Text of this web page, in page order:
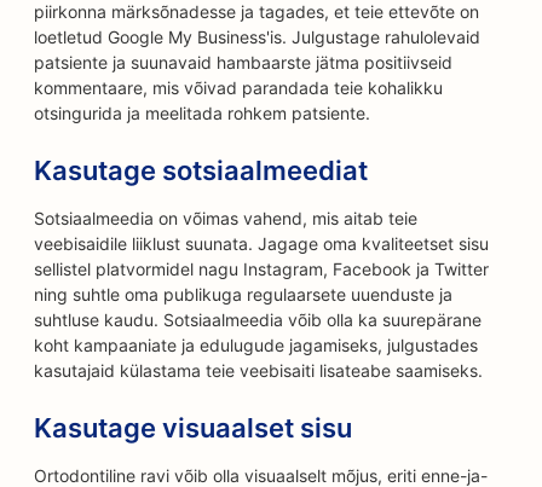
piirkonna märksõnadesse ja tagades, et teie ettevõte on
loetletud Google My Business'is. Julgustage rahulolevaid
patsiente ja suunavaid hambaarste jätma positiivseid
kommentaare, mis võivad parandada teie kohalikku
otsingurida ja meelitada rohkem patsiente.
Kasutage sotsiaalmeediat
Sotsiaalmeedia on võimas vahend, mis aitab teie
veebisaidile liiklust suunata. Jagage oma kvaliteetset sisu
sellistel platvormidel nagu Instagram, Facebook ja Twitter
ning suhtle oma publikuga regulaarsete uuenduste ja
suhtluse kaudu. Sotsiaalmeedia võib olla ka suurepärane
koht kampaaniate ja edulugude jagamiseks, julgustades
kasutajaid külastama teie veebisaiti lisateabe saamiseks.
Kasutage visuaalset sisu
Ortodontiline ravi võib olla visuaalselt mõjus, eriti enne-ja-